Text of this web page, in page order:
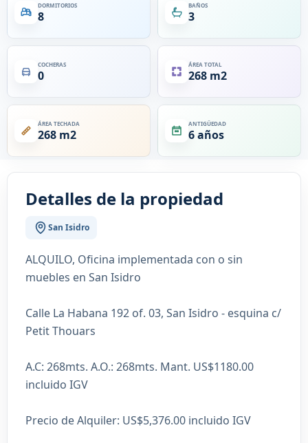
DORMITORIOS
8
BAÑOS
3
COCHERAS
0
ÁREA TOTAL
268 m2
ÁREA TECHADA
268 m2
ANTIGÜEDAD
6 años
Detalles de la propiedad
San Isidro
ALQUILO, Oficina implementada con o sin
muebles en San Isidro
Calle La Habana 192 of. 03, San Isidro - esquina c/
Petit Thouars
A.C: 268mts. A.O.: 268mts. Mant. US$1180.00
incluido IGV
Precio de Alquiler: US$5,376.00 incluido IGV